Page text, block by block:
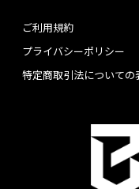
ご利用規約
プライバシーポリシー
特定商取引法についての